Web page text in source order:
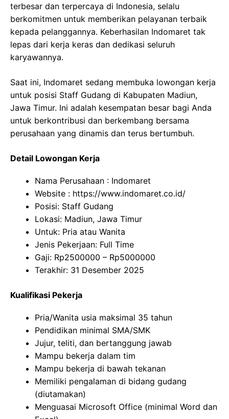
terbesar dan terpercaya di Indonesia, selalu
berkomitmen untuk memberikan pelayanan terbaik
kepada pelanggannya. Keberhasilan Indomaret tak
lepas dari kerja keras dan dedikasi seluruh
karyawannya.
Saat ini, Indomaret sedang membuka lowongan kerja
untuk posisi Staff Gudang di Kabupaten Madiun,
Jawa Timur. Ini adalah kesempatan besar bagi Anda
untuk berkontribusi dan berkembang bersama
perusahaan yang dinamis dan terus bertumbuh.
Detail Lowongan Kerja
Nama Perusahaan : Indomaret
Website : https://www.indomaret.co.id/
Posisi: Staff Gudang
Lokasi: Madiun, Jawa Timur
Untuk: Pria atau Wanita
Jenis Pekerjaan: Full Time
Gaji: Rp2500000 – Rp5000000
Terakhir: 31 Desember 2025
Kualifikasi Pekerja
Pria/Wanita usia maksimal 35 tahun
Pendidikan minimal SMA/SMK
Jujur, teliti, dan bertanggung jawab
Mampu bekerja dalam tim
Mampu bekerja di bawah tekanan
Memiliki pengalaman di bidang gudang
(diutamakan)
Menguasai Microsoft Office (minimal Word dan